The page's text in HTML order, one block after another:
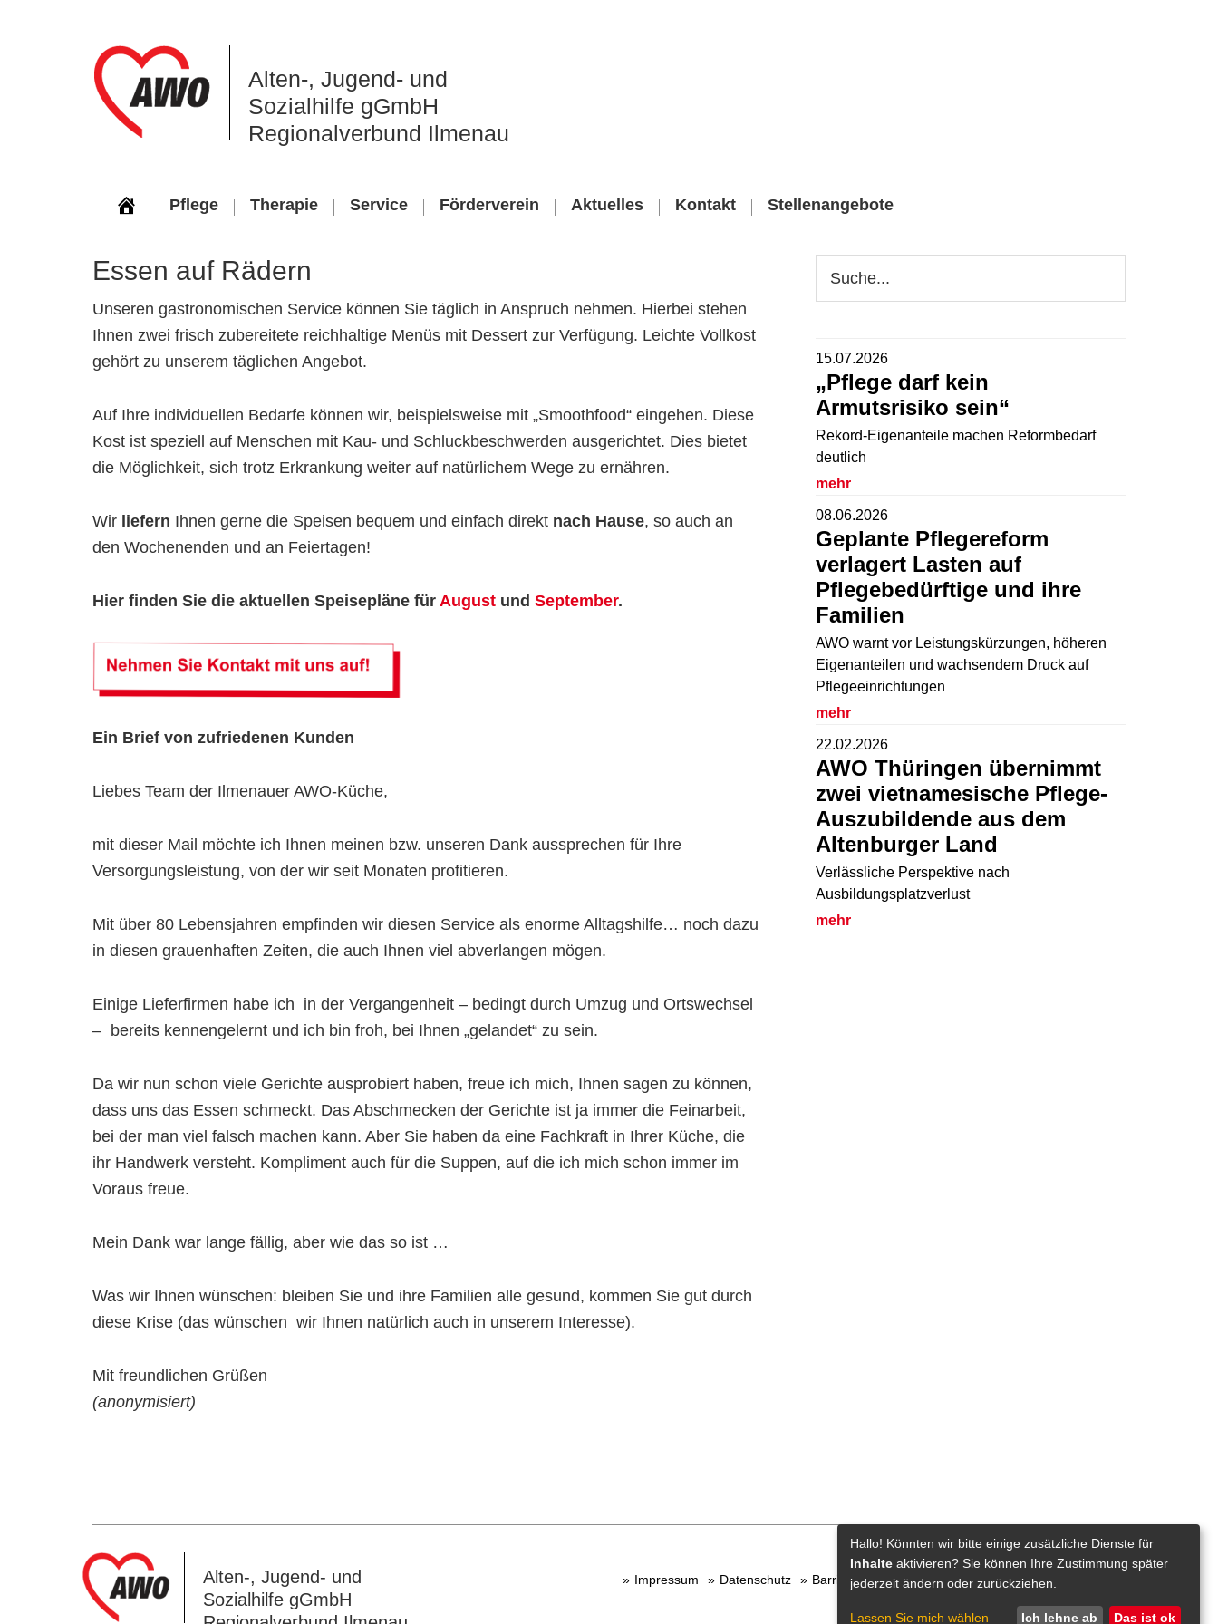
Alten‑, Jugend‑ und
Sozialhilfe gGmbH
Regionalverbund Ilmenau
Pflege Therapie Service Förderverein Aktuelles Kontakt Stellenangebote
Essen auf Rädern
Unseren gastronomischen Service können Sie täglich in Anspruch nehmen. Hierbei stehen
Ihnen zwei frisch zubereitete reichhaltige Menüs mit Dessert zur Verfügung. Leichte Vollkost
gehört zu unserem täglichen Angebot.
Auf Ihre individuellen Bedarfe können wir, beispielsweise mit „Smoothfood“ eingehen. Diese
Kost ist speziell auf Menschen mit Kau- und Schluckbeschwerden ausgerichtet. Dies bietet
die Möglichkeit, sich trotz Erkrankung weiter auf natürlichem Wege zu ernähren.
Wir liefern Ihnen gerne die Speisen bequem und einfach direkt nach Hause, so auch an
den Wochenenden und an Feiertagen!
Hier finden Sie die aktuellen Speisepläne für August und September.
Ein Brief von zufriedenen Kunden
Liebes Team der Ilmenauer AWO-Küche,
mit dieser Mail möchte ich Ihnen meinen bzw. unseren Dank aussprechen für Ihre
Versorgungsleistung, von der wir seit Monaten profitieren.
Mit über 80 Lebensjahren empfinden wir diesen Service als enorme Alltagshilfe… noch dazu
in diesen grauenhaften Zeiten, die auch Ihnen viel abverlangen mögen.
Einige Lieferfirmen habe ich in der Vergangenheit – bedingt durch Umzug und Ortswechsel
– bereits kennengelernt und ich bin froh, bei Ihnen „gelandet“ zu sein.
Da wir nun schon viele Gerichte ausprobiert haben, freue ich mich, Ihnen sagen zu können,
dass uns das Essen schmeckt. Das Abschmecken der Gerichte ist ja immer die Feinarbeit,
bei der man viel falsch machen kann. Aber Sie haben da eine Fachkraft in Ihrer Küche, die
ihr Handwerk versteht. Kompliment auch für die Suppen, auf die ich mich schon immer im
Voraus freue.
Mein Dank war lange fällig, aber wie das so ist …
Was wir Ihnen wünschen: bleiben Sie und ihre Familien alle gesund, kommen Sie gut durch
diese Krise (das wünschen wir Ihnen natürlich auch in unserem Interesse).
Mit freundlichen Grüßen
(anonymisiert)
Seitenspalte
durchsuchen
15.07.2026
„Pflege darf kein
Armutsrisiko sein“
Rekord-Eigenanteile machen Reformbedarf
deutlich
mehr
08.06.2026
Geplante Pflegereform
verlagert Lasten auf
Pflegebedürftige und ihre
Familien
AWO warnt vor Leistungskürzungen, höheren
Eigenanteilen und wachsendem Druck auf
Pflegeeinrichtungen
mehr
22.02.2026
AWO Thüringen übernimmt
zwei vietnamesische Pflege-
Auszubildende aus dem
Altenburger Land
Verlässliche Perspektive nach
Ausbildungsplatzverlust
mehr
Alten‑, Jugend‑ und
Sozialhilfe gGmbH
Impressum Datenschutz Barrierefreiheit Lieferkettensorgfaltspflichtengesetz
Hallo! Könnten wir bitte einige zusätzliche Dienste für
Inhalte aktivieren? Sie können Ihre Zustimmung später
jederzeit ändern oder zurückziehen.
Lassen Sie mich wählen Ich lehne ab Das ist ok